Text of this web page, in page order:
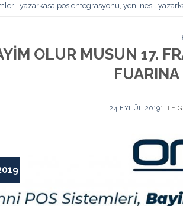
yazarkasa pos entegrasyonu yeni nesil
OLUR MUSUN 17.
24 EYLÜL 2019’' TE